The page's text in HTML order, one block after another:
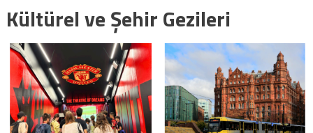
Kültürel ve Şehir Gezileri